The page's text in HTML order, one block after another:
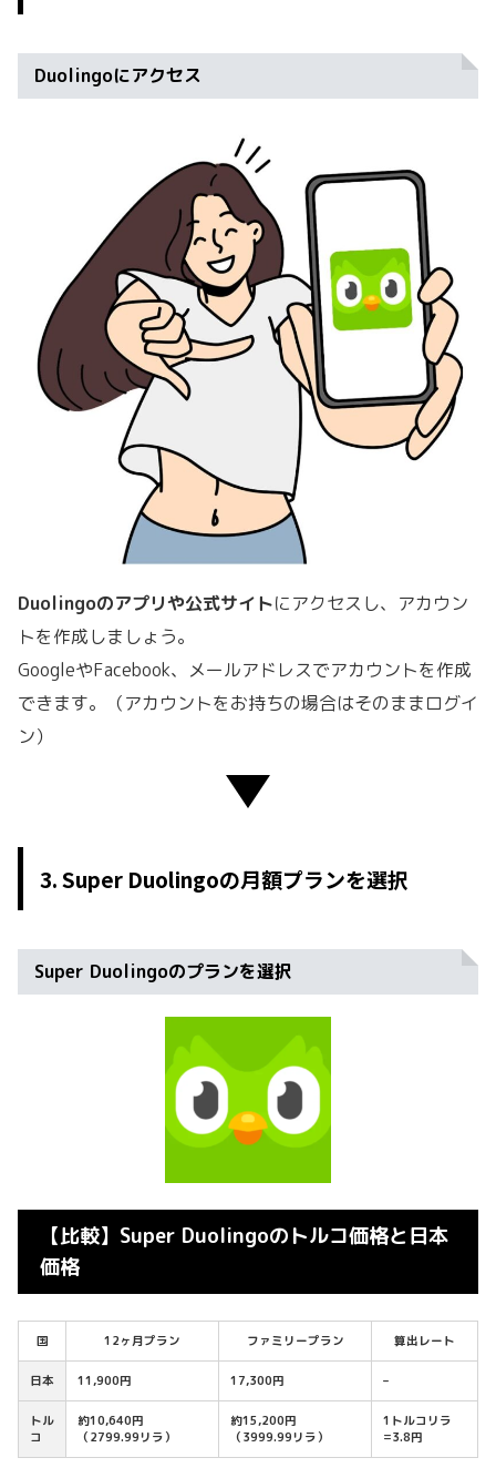
Duolingoにアクセス
Duolingoのアプリや公式サイトにアクセスし、アカウン
トを作成しましょう。
GoogleやFacebook、メールアドレスでアカウントを作成
できます。（アカウントをお持ちの場合はそのままログイ
ン）
3. Super Duolingoの月額プランを選択
Super Duolingoのプランを選択
【比較】Super Duolingoのトルコ価格と日本
価格
国 12ヶ月プラン ファミリープラン 算出レート
日本 11,900円 17,300円 –
トル
コ
約10,640円
（2799.99リラ）
約15,200円
（3999.99リラ）
1トルコリラ
=3.8円